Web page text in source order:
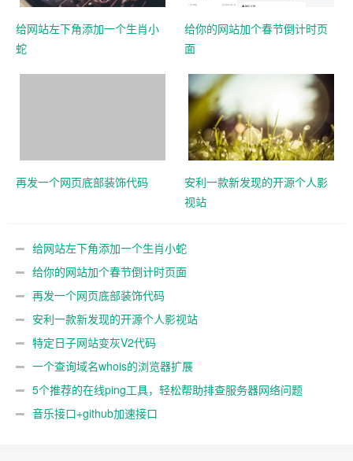
给网站左下角添加一个生肖小
蛇
给你的网站加个春节倒计时页
面
再发一个网页底部装饰代码
安利一款新发现的开源个人影
视站
给网站左下角添加一个生肖小蛇
给你的网站加个春节倒计时页面
再发一个网页底部装饰代码
安利一款新发现的开源个人影视站
特定日子网站变灰V2代码
一个查询域名whois的浏览器扩展
5个推荐的在线ping工具，轻松帮助排查服务器网络问题
音乐接口+github加速接口